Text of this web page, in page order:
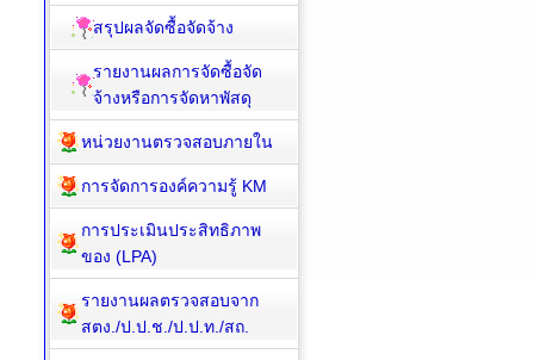
สรุปผลจัดซื้อจัดจ้าง
รายงานผลการจัดซื้อจัด
จ้างหรือการจัดหาพัสดุ
หน่วยงานตรวจสอบภายใน
การจัดการองค์ความรู้ KM
การประเมินประสิทธิภาพ
ของ (LPA)
รายงานผลตรวจสอบจาก
สตง./ป.ป.ช./ป.ป.ท./สถ.